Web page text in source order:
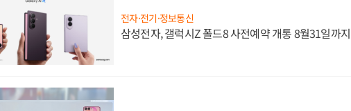
전자·전기·정보통신
삼성전자, 갤럭시Z 폴드8 사전예약 개통 8월31일까